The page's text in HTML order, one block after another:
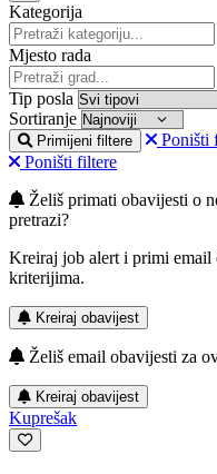
Kategorija
Mjesto rada
Tip posla
Sortiranje
Primijeni filtere
Poništi
Poništi filtere
Želiš primati obavijesti o
pretrazi?
Kreiraj job alert i primi email
kriterijima.
Kreiraj obavijest
Želiš email obavijesti za
Kreiraj obavijest
Kuprešak